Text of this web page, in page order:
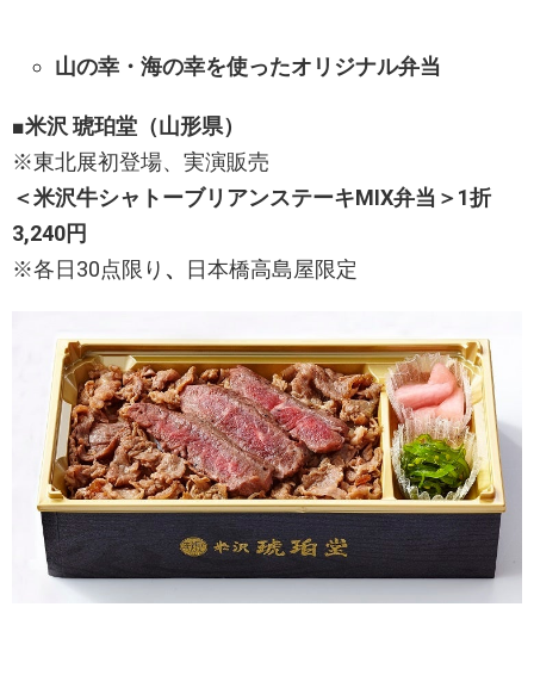
山の幸・海の幸を使ったオリジナル弁当
■米沢 琥珀堂（山形県）
※東北展初登場、実演販売
＜米沢牛シャトーブリアンステーキMIX弁当＞1折
3,240円
※各日30点限り 、 日本橋高島屋限定